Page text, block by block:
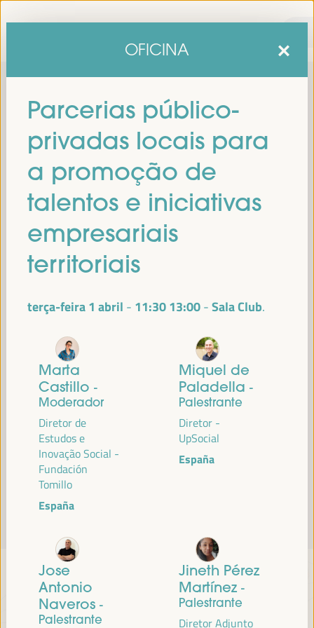
Económico Localserá realizada de1 a 4 de abril de 2025 em
Sevilha, Espanha,
OFICINA
Parcerias público-
privadas locais para
a promoção de
talentos e iniciativas
empresariais
territoriais
terça-feira 1 abril - 11:3013:00 Sala Club
Marta
Castillo -
Moderador
Diretor de
Estudos e
Inovação Social -
Fundación
Tomillo
España
Miquel de
Paladella -
Palestrante
Diretor -
UpSocial
España
Jose
Antonio
Naveros -
Palestrante
Jineth Pérez
Martínez -
Palestrante
Diretor Adjunto